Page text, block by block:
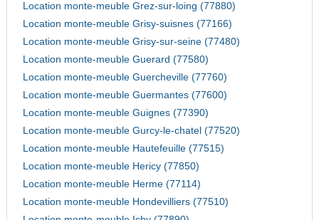
Location monte-meuble Grez-sur-loing (77880)
Location monte-meuble Grisy-suisnes (77166)
Location monte-meuble Grisy-sur-seine (77480)
Location monte-meuble Guerard (77580)
Location monte-meuble Guercheville (77760)
Location monte-meuble Guermantes (77600)
Location monte-meuble Guignes (77390)
Location monte-meuble Gurcy-le-chatel (77520)
Location monte-meuble Hautefeuille (77515)
Location monte-meuble Hericy (77850)
Location monte-meuble Herme (77114)
Location monte-meuble Hondevilliers (77510)